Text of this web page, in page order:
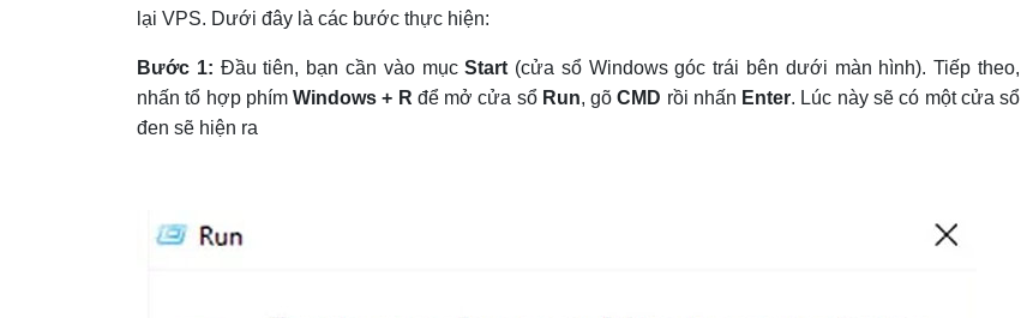
lại VPS. Dưới đây là các bước thực hiện:
Bước 1: Đầu tiên, bạn cần vào mụcStart (cửa sổ Windows góc trái bên dưới màn hình). Tiếp theo,
nhấn tổ hợp phímWindows + R để mở cửa sổ Run, gõCMD rồi nhấn Enter. Lúc này sẽ có một cửa sổ
đen sẽ hiện ra